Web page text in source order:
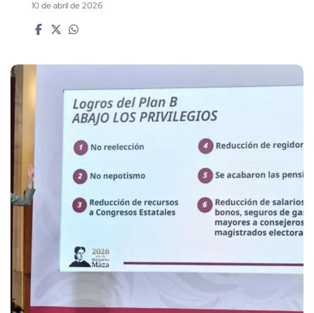
10 de abril de 2026